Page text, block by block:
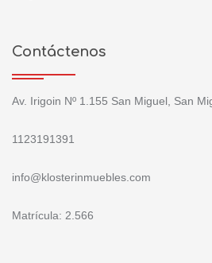
Contáctenos
Av. Irigoin Nº 1.155 San Miguel, San
1123191391
info@klosterinmuebles.com
Matrícula: 2.566